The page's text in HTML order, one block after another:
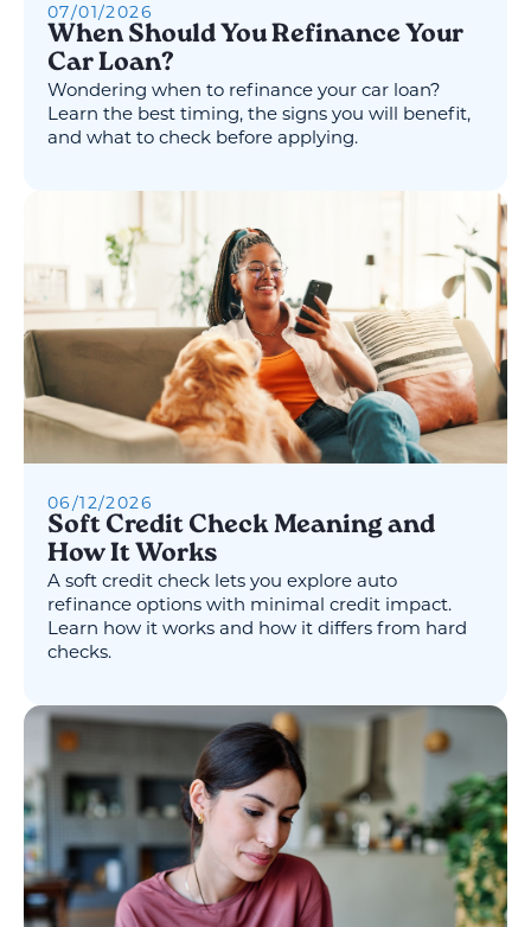
07/01/2026
When Should You Refinance Your
Car Loan?
Wondering when to refinance your car loan?
Learn the best timing, the signs you will benefit,
and what to check before applying.
06/12/2026
Soft Credit Check Meaning and
How It Works
A soft credit check lets you explore auto
refinance options with minimal credit impact.
Learn how it works and how it differs from hard
checks.